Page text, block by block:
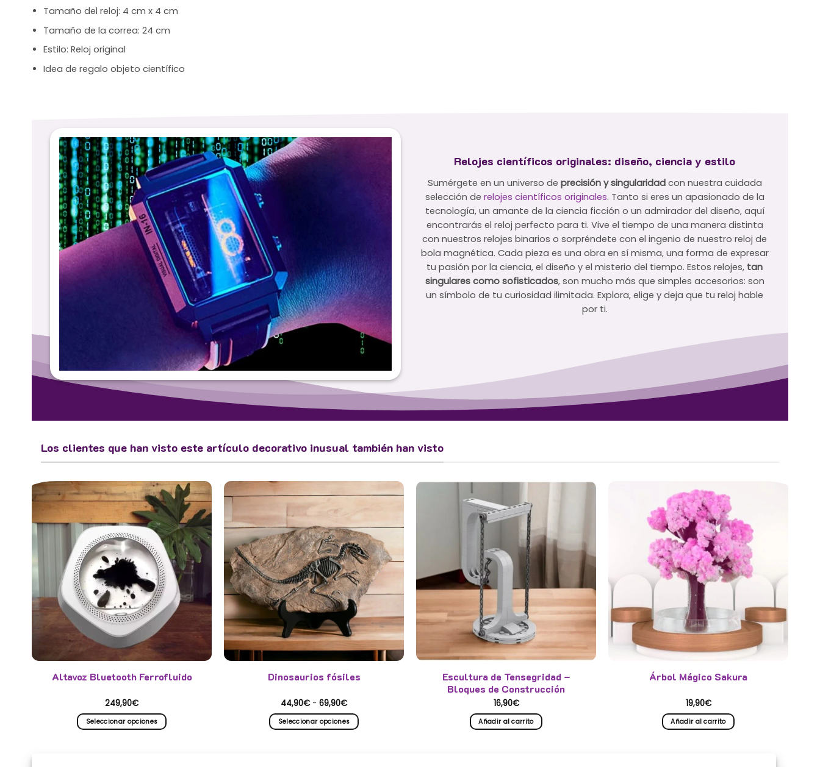
Tamaño del reloj: 4 cm x 4 cm
Tamaño de la correa: 24 cm
Estilo: Reloj original
Idea de regalo objeto científico
Relojes científicos originales: diseño, ciencia y estilo
Sumérgete en un universo de precisión y singularidadcon nuestra cuidada
selección de relojes científicos originales. Tanto si eres un apasionado de la
tecnología, un amante de la ciencia ficción o un admirador del diseño, aquí
encontrarás el reloj perfecto para ti. Vive el tiempo de una manera distinta
con nuestros relojes binarios o sorpréndete con el ingenio de nuestro reloj de
bola magnética. Cada pieza es una obra en sí misma, una forma de expresar
tu pasión por la ciencia, el diseño y el misterio del tiempo. Estos relojes, tan
singulares como sofisticados, son mucho más que simples accesorios: son
un símbolo de tu curiosidad ilimitada. Explora, elige y deja que tu reloj hable
por ti.
Los clientes que han visto este artículo decorativo inusual también han visto
Altavoz Bluetooth Ferrofluido
249,90€
Seleccionar opciones
Dinosaurios fósiles
44,90€ - 69,90€Rango
de
precios:
desde
Seleccionar opciones
Escultura de Tensegridad –
Bloques de Construcción
16,90€
Añadir al carrito
Árbol Mágico Sakura
19,90€
Añadir al carrito